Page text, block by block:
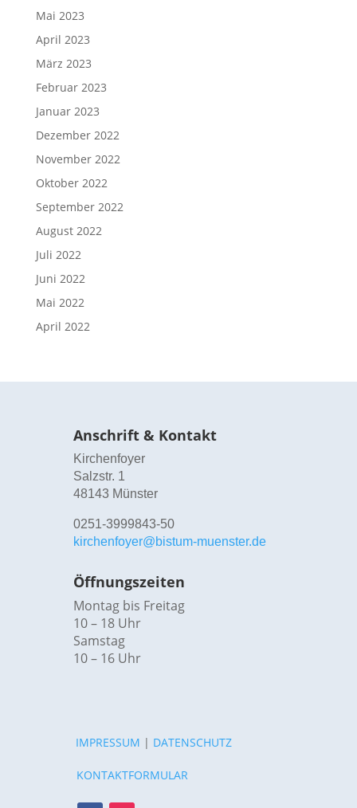
Mai 2023
April 2023
März 2023
Februar 2023
Januar 2023
Dezember 2022
November 2022
Oktober 2022
September 2022
August 2022
Juli 2022
Juni 2022
Mai 2022
April 2022
Anschrift & Kontakt
Kirchenfoyer
Salzstr. 1
48143 Münster
0251-3999843-50
kirchenfoyer@bistum-muenster.de
Öffnungszeiten
Montag bis Freitag
10 – 18 Uhr
Samstag
10 – 16 Uhr
IMPRESSUM | DATENSCHUTZ
KONTAKTFORMULAR